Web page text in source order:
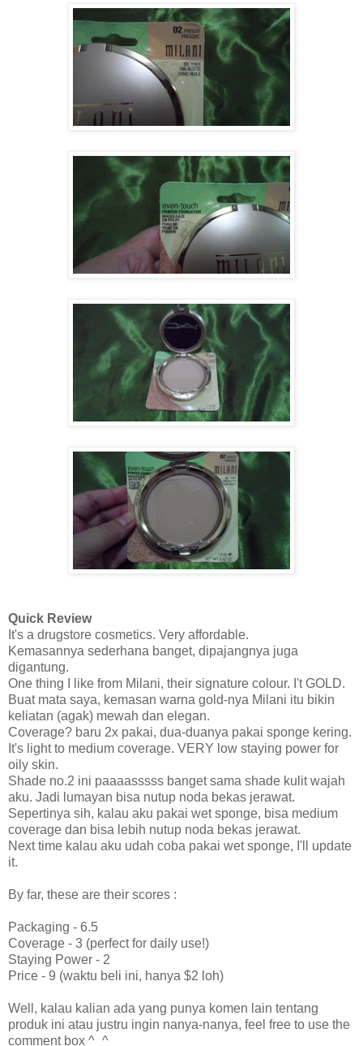
Quick Review
It's a drugstore cosmetics. Very affordable.
Kemasannya sederhana banget, dipajangnya juga
digantung.
One thing I like from Milani, their signature colour. I't GOLD.
Buat mata saya, kemasan warna gold-nya Milani itu bikin
keliatan (agak) mewah dan elegan.
Coverage? baru 2x pakai, dua-duanya pakai sponge kering.
It's light to medium coverage. VERY low staying power for
oily skin.
Shade no.2 ini paaaasssss banget sama shade kulit wajah
aku. Jadi lumayan bisa nutup noda bekas jerawat.
Sepertinya sih, kalau aku pakai wet sponge, bisa medium
coverage dan bisa lebih nutup noda bekas jerawat.
Next time kalau aku udah coba pakai wet sponge, I'll update
it.
By far, these are their scores :
Packaging - 6.5
Coverage - 3 (perfect for daily use!)
Staying Power - 2
Price - 9 (waktu beli ini, hanya $2 loh)
Well, kalau kalian ada yang punya komen lain tentang
produk ini atau justru ingin nanya-nanya, feel free to use the
comment box ^_^